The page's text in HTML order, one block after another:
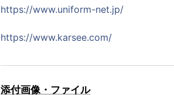
https://www.uniform-net.jp/
https://www.karsee.com/
添付画像・ファイル